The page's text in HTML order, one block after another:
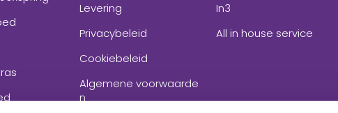
Levering
Privacybeleid
Cookiebeleid
Algemene voorwaarde
n
In3
All in house service